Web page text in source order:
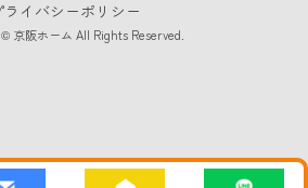
ライバシーポリシー
京阪ホーム All Rights Reserved.